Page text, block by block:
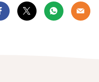
Facebook
X Whatsapp
Email